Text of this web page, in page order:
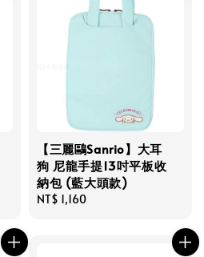
【三麗鷗Sanrio】大耳
狗 尼龍手提13吋平板收
納包 (藍大頭款)
Regular
NT$ 1,160